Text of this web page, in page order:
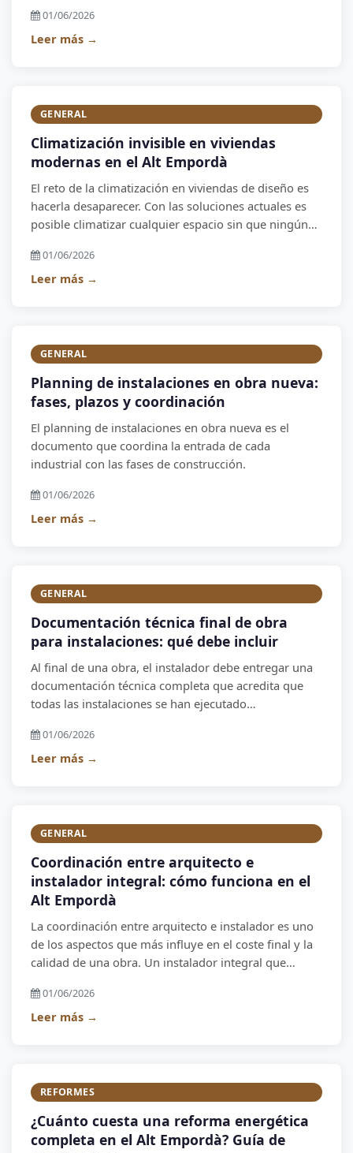
01/06/2026
Leer más →
GENERAL
Climatización invisible en viviendas
modernas en el Alt Empordà
El reto de la climatización en viviendas de diseño es
hacerla desaparecer. Con las soluciones actuales es
posible climatizar cualquier espacio sin que ningún
01/06/2026
Leer más →
GENERAL
Planning de instalaciones en obra nueva:
fases, plazos y coordinación
El planning de instalaciones en obra nueva es el
documento que coordina la entrada de cada
industrial con las fases de construcción.
01/06/2026
Leer más →
GENERAL
Documentación técnica final de obra
para instalaciones: qué debe incluir
Al final de una obra, el instalador debe entregar una
documentación técnica completa que acredita que
todas las instalaciones se han ejecutado
01/06/2026
Leer más →
GENERAL
Coordinación entre arquitecto e
instalador integral: cómo funciona en el
Alt Empordà
La coordinación entre arquitecto e instalador es uno
de los aspectos que más influye en el coste final y la
calidad de una obra. Un instalador integral que
arquitecto.
01/06/2026
Leer más →
REFORMES
¿Cuánto cuesta una reforma energética
completa en el Alt Empordà? Guía de